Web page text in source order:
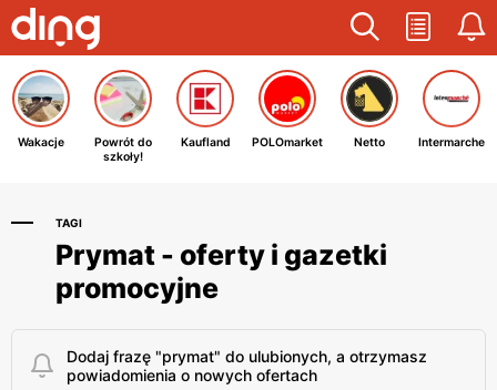
Wakacje
Powrót do
szkoły!
Kaufland POLOmarket Netto Intermarche
TAGI
Prymat - oferty i gazetki
promocyjne
Dodaj frazę "prymat" do ulubionych, a otrzymasz
powiadomienia o nowych ofertach